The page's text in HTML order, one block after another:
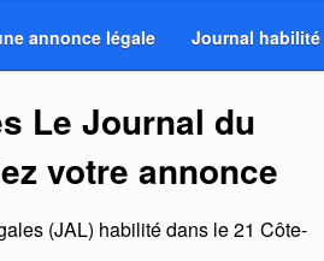
annonce légale Journal habilité
Le Journal du
votre annonce
(JAL) habilité dans le 21 Côte-